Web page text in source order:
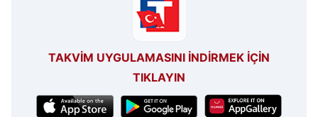
TAKVİM UYGULAMASINI İNDİRMEK İÇİN
TIKLAYIN